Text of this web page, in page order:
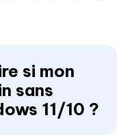
si mon
sans
11/10 ?